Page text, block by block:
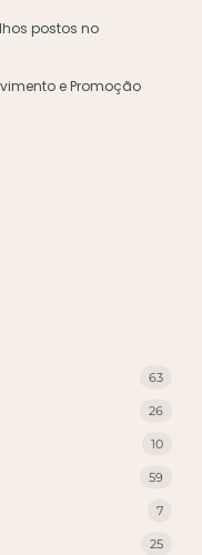
postos no
e Promoção
63
26
10
59
7
25